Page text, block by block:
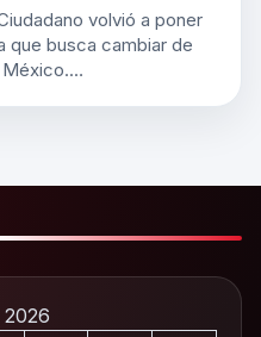
volvió a poner
que busca cambiar de
México.…